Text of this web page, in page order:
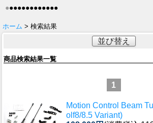
●●●●●●●●●●●●●
ホーム > 検索結果
並び替え
商品検索結果一覧
1
Motion Control Beam
olf8/8.5 Variant)